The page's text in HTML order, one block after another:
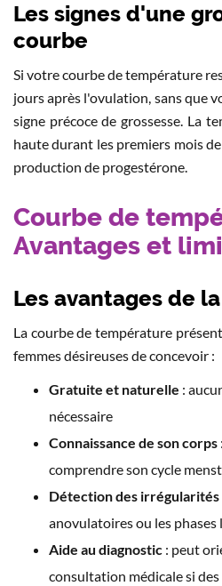
Les signes d'une
courbe
Si votre courbe de température
jours après l'ovulation, sans que
signe précoce de grossesse. La
haute durant les premiers mois
production de progestérone.
Courbe de
Avantages et
Les avantages de
La courbe de température
femmes désireuses de concevoir :
Gratuite et naturelle :
nécessaire
Connaissance de son corps
comprendre son cycle
Détection des irrégularités
anovulatoires ou les
Aide au diagnostic : peut
consultation médicale si